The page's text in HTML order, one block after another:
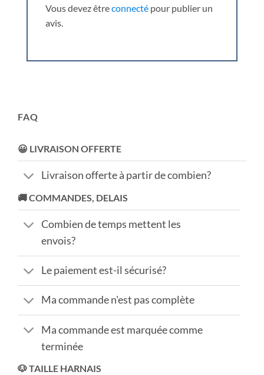
Vous devez êtreconnecté pour publier un
avis.
FAQ
😀 LIVRAISON OFFERTE
Livraison offerte à partir de combien?
🚚 COMMANDES, DELAIS
Combien de temps mettent les
envois?
Le paiement est-il sécurisé?
Ma commande n'est pas complète
Ma commande est marquée comme
terminée
🐶 TAILLE HARNAIS